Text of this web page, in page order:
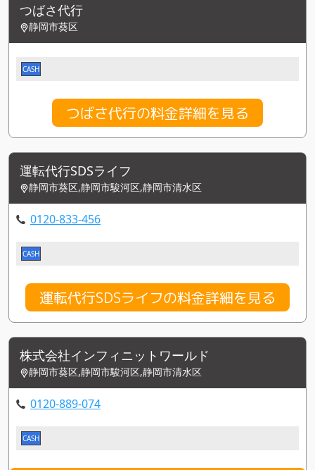
つばさ代行
静岡市葵区
CASH
つばさ代行の料金詳細を見る
運転代行SDSライフ
静岡市葵区,静岡市駿河区,静岡市清水区
0120-833-456
CASH
運転代行SDSライフの料金詳細を見る
株式会社インフィニットワールド
静岡市葵区,静岡市駿河区,静岡市清水区
0120-889-074
CASH